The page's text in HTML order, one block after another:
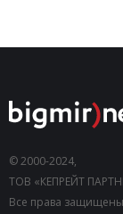
© 2000-2024,
ТОВ «КЕПРЕЙТ
Все права